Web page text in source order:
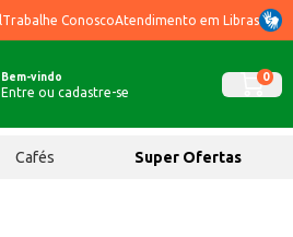
Trabalhe ConoscoAtendimento em Libras
Bem-vindo
Entre ou cadastre-se
0
Cafés Super Ofertas